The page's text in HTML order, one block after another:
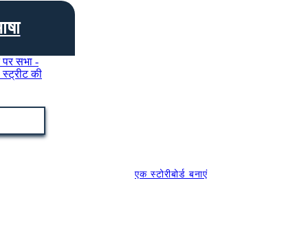
एक स्टोरीबोर्ड बनाएं